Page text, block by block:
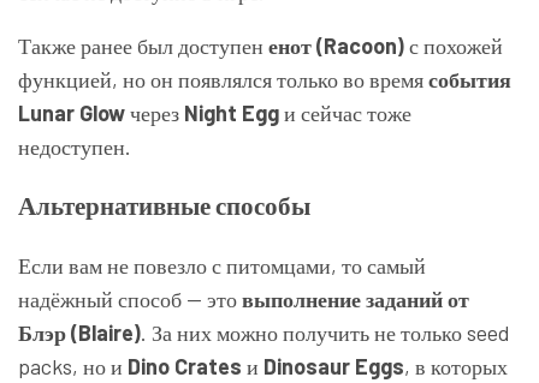
Также ранее был доступен енот (Racoon)с похожей
функцией, но он появлялся только во времясобытия
Lunar Glowчерез Night Eggи сейчас тоже
недоступен.
Альтернативные способы
Если вам не повезло с питомцами, то самый
надёжный способ — этовыполнение заданий от
Блэр (Blaire). За них можно получить не только seed
packs, но и Dino Crates и Dinosaur Eggs, в которых